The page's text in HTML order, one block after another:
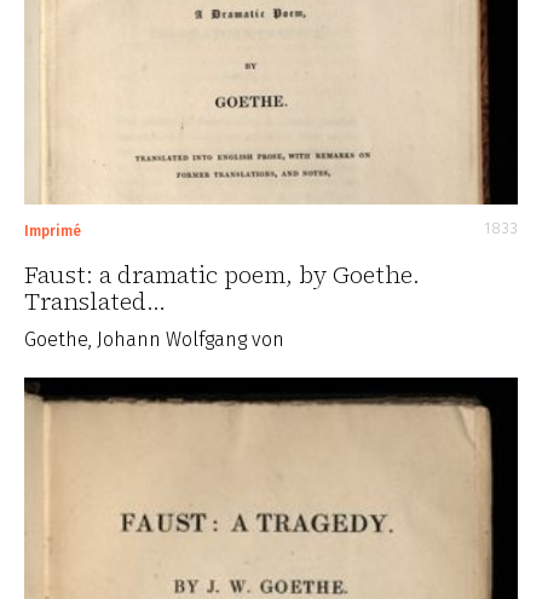
Imprimé 1833
Faust: a dramatic poem, by Goethe.
Translated…
Goethe, Johann Wolfgang von